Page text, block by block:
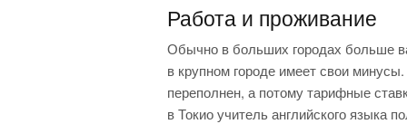
Работа и проживание
Обычно в больших городах больше
в крупном городе имеет свои
переполнен, а потому тарифные
в Токио учитель английского языка